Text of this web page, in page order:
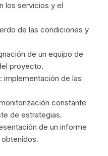
los servicios y el
de las condiciones y
de un equipo de
proyecto.
implementación de las
constante
de estrategias.
de un informe